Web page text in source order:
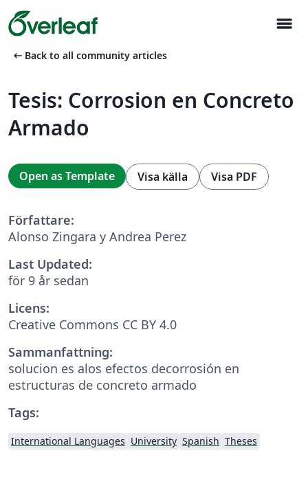
menu
arrow_left_alt Back to all community articles
Tesis: Corrosion en Concreto
Armado
Open as Template Visa källa Visa PDF
Författare:
Alonso Zingara y Andrea Perez
Last Updated:
för 9 år sedan
Licens:
Creative Commons CC BY 4.0
Sammanfattning:
solucion es alos efectos decorrosión en
estructuras de concreto armado
Tags:
International Languages University Spanish Theses